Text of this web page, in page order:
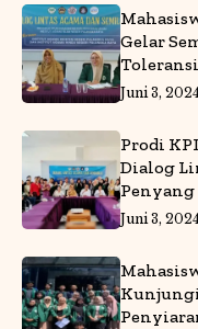
Gelar
Juni 3,
Prodi
Dialog
Penyang
Juni 3,
Kunjungi